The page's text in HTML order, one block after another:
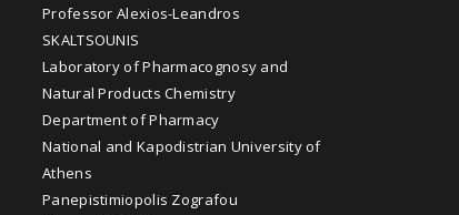
Professor Alexios-Leandros
SKALTSOUNIS
Laboratory of Pharmacognosy and
Natural Products Chemistry
Department of Pharmacy
National and Kapodistrian University of
Athens
Panepistimiopolis Zografou